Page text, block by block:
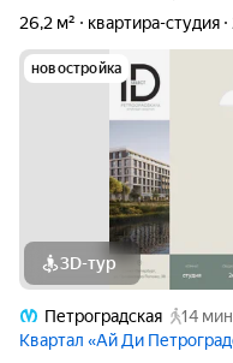
26,2 м²
квартира-студия
новостройка
3D-тур
Петроградская
14
Квартал «Ай Ди